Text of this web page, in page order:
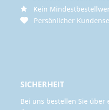
Kein
Persönlicher
SICHERHEIT
Bei uns bestellen Sie über